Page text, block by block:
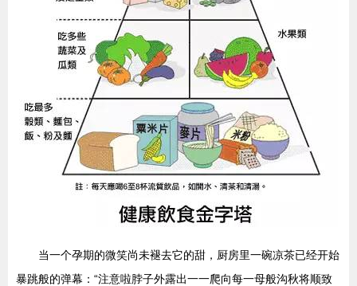
当一个孕期的微笑尚未褪去它的甜，厨房里一碗凉茶已经开始
暴跳般的弹幕：“注意啦脖子外露出一一爬向每一母般沟秋将顺致